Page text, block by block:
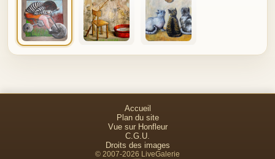
Accueil
Plan du site
Vue sur Honfleur
C.G.U.
Droits des images
© 2007-2026 LiveGalerie